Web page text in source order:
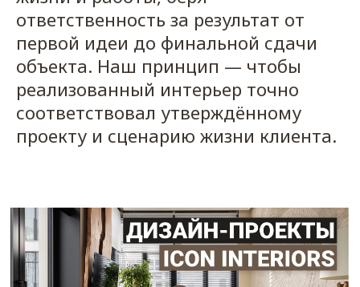
ответственность за результат от
первой идеи до финальной сдачи
объекта. Наш принцип — чтобы
реализованный интерьер точно
соответствовал утверждённому
проекту и сценарию жизни клиента.